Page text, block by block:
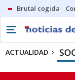
Brutal cogida
ACTUALIDAD